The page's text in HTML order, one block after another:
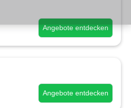
Angebote entdecken
Angebote entdecken